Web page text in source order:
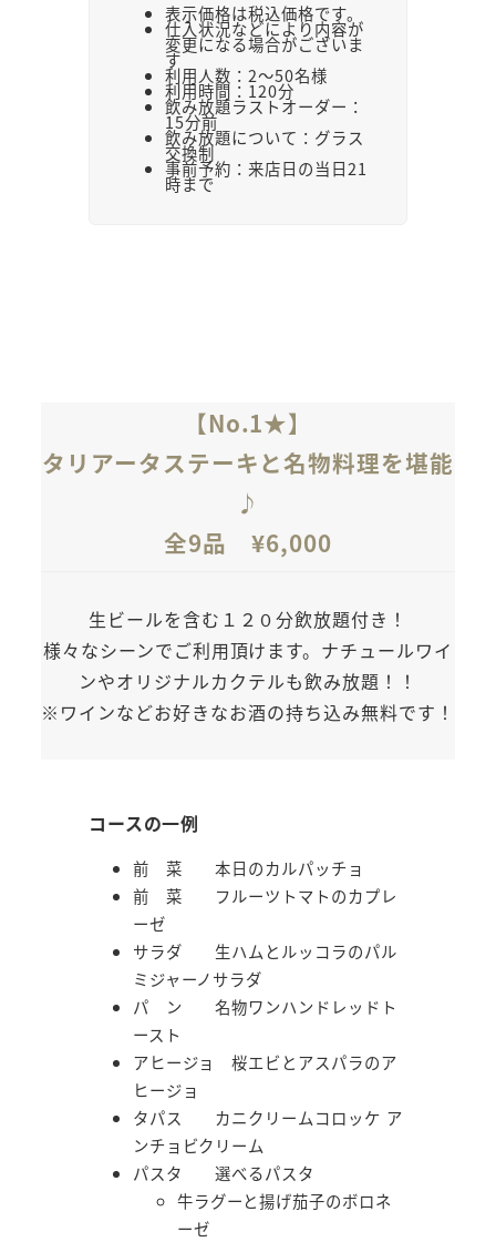
表示価格は税込価格です。
仕入状況などにより内容が
変更になる場合がございま
す
利用人数：2～50名様
利用時間：120分
飲み放題ラストオーダー：
15分前
飲み放題について：グラス
交換制
事前予約：来店日の当日21
時まで
【No.1★】
タリアータステーキと名物料理を堪能
♪
全9品 ¥6,000
生ビールを含む１２０分飲放題付き！
様々なシーンでご利用頂けます。ナチュールワイ
ンやオリジナルカクテルも飲み放題！！
※ワインなどお好きなお酒の持ち込み無料です！
コースの一例
前 菜 本日のカルパッチョ
前 菜 フルーツトマトのカプレ
ーゼ
サラダ 生ハムとルッコラのパル
ミジャーノサラダ
パ ン 名物ワンハンドレッドト
ースト
アヒージョ 桜エビとアスパラのア
ヒージョ
タパス カニクリームコロッケ ア
ンチョビクリーム
パスタ 選べるパスタ
牛ラグーと揚げ茄子のボロネ
ーゼ